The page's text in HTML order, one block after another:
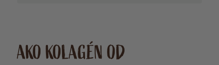
AKO KOLAGÉN OD